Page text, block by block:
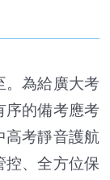
為給廣大考
序的備考應考
高考靜音護航
控、全方位保